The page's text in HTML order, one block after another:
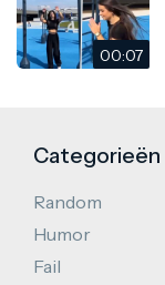
00:07
Categorieën
Random
Humor
Fail